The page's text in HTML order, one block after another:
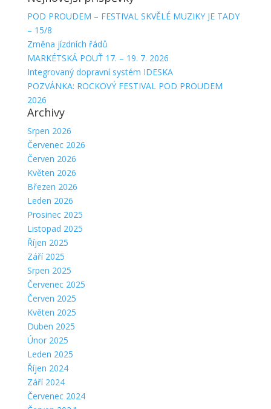
POD PROUDEM – FESTIVAL SKVĚLÉ MUZIKY JE TADY
– 15/8
Změna jízdních řádů
MARKÉTSKÁ POUŤ 17. – 19. 7. 2026
Integrovaný dopravní systém IDESKA
POZVÁNKA: ROCKOVÝ FESTIVAL POD PROUDEM
2026
Archivy
Srpen 2026
Červenec 2026
Červen 2026
Květen 2026
Březen 2026
Leden 2026
Prosinec 2025
Listopad 2025
Říjen 2025
Září 2025
Srpen 2025
Červenec 2025
Červen 2025
Květen 2025
Duben 2025
Únor 2025
Leden 2025
Říjen 2024
Září 2024
Červenec 2024